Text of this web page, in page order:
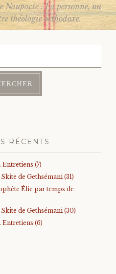
: La personne, un
théologie orthodoxe.
RÉCENTS
(7)
de Gethsémani (31)
Élie par temps de
de Gethsémani (30)
Entretiens (6)